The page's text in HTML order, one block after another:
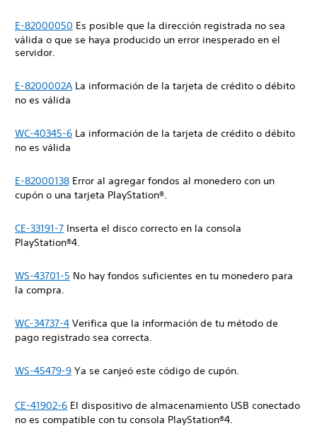
E-82000050 Es posible que la dirección registrada no sea
válida o que se haya producido un error inesperado en el
servidor.
E-8200002ALa información de la tarjeta de crédito o débito
no es válida
WC-40345-6 La información de la tarjeta de crédito o débito
no es válida
E-82000138 Error al agregar fondos al monedero con un
cupón o una tarjeta PlayStation®.
CE-33191-7 Inserta el disco correcto en la consola
PlayStation®4.
WS-43701-5 No hay fondos suficientes en tu monedero para
la compra.
WC-34737-4 Verifica que la información de tu método de
pago registrado sea correcta.
WS-45479-9 Ya se canjeó este código de cupón.
CE-41902-6 El dispositivo de almacenamiento USB conectado
no es compatible con tu consola PlayStation®4.